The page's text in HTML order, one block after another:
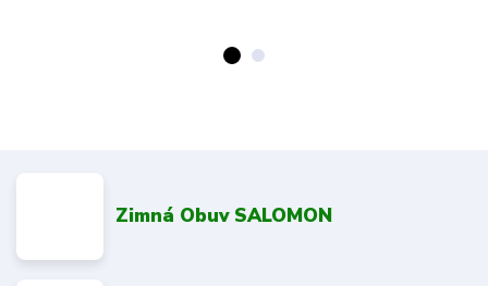
Zimná Obuv SALOMON